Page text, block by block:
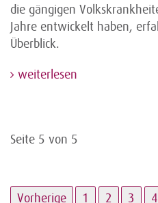
die gängigen
Jahre entwickelt haben,
Überblick.
weiterlesen
Seite 5 von 5
Vorherige 1 2 3 4